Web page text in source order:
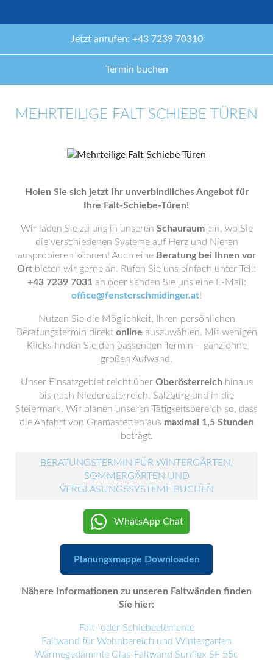
Jetzt anrufen: +43 7239 70310
Termin buchen
MEHRTEILIGE FALT SCHIEBE TÜREN
Holen Sie sich jetzt Ihr unverbindliches Angebot für
Ihre Falt-Schiebe-Türen!
Wir laden Sie zu uns in unseren Schauraumein, wo Sie
die verschiedenen Systeme auf Herz und Nieren
ausprobieren können! Auch eine Beratung bei Ihnen vor
Ort bieten wir gerne an. Rufen Sie uns einfach unter Tel.:
+43 7239 7031 an oder senden Sie uns eine E-Mail:
office@fensterschmidinger.at!
Nutzen Sie die Möglichkeit, Ihren persönlichen
Beratungstermin direkt online auszuwählen. Mit wenigen
Klicks finden Sie den passenden Termin – ganz ohne
großen Aufwand.
Unser Einsatzgebiet reicht über Oberösterreich hinaus
bis nach Niederösterreich, Salzburg und in die
Steiermark. Wir planen unseren Tätigkeitsbereich so, dass
die Anfahrt von Gramastetten aus maximal 1,5 Stunden
beträgt.
BERATUNGSTERMIN FÜR WINTERGÄRTEN,
SOMMERGÄRTEN UND
VERGLASUNGSSYSTEME BUCHEN
WhatsApp Chat
Planungsmappe Downloaden
Nähere Informationen zu unseren Faltwänden finden
Sie hier:
Falt- oder Schiebeelemente
Faltwand für Wohnbereich und Wintergarten
Wärmegedämmte Glas-Faltwand Sunflex SF 55c